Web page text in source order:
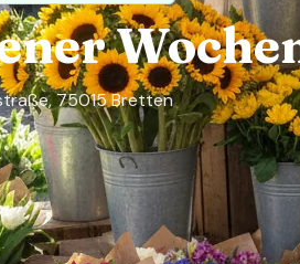
75015 Bretten